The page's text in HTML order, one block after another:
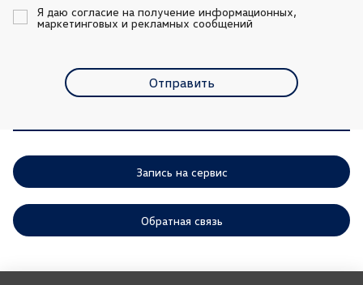
Я даю согласие на получение информационных,
маркетинговых и рекламных сообщений
Отправить
Запись на сервис
Обратная связь